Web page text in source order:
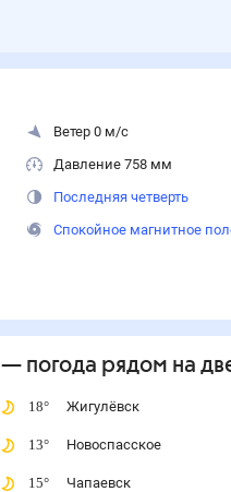
Ветер 0 м/с
Давление 758 мм
Последняя четверть
Спокойное магнитное
— погода рядом на
18° Жигулёвск
13° Новоспасское
15° Чапаевск